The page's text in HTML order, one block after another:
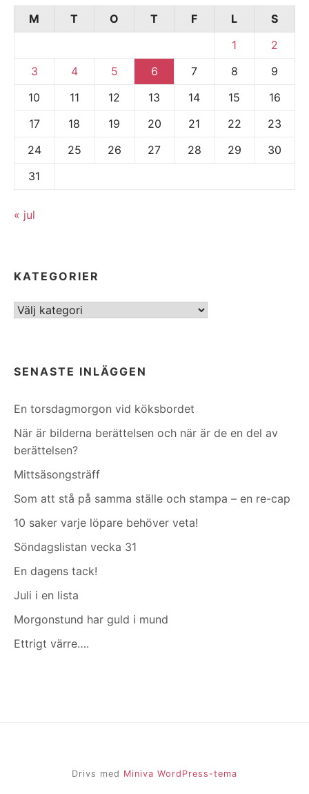
M
T O T F L
S
1
2
3
4 5 6 7 8
9
10
11 12 13 14 15
16
17
18 19 20 21 22
23
24
25 26 27 28 29
30
31
« jul
KATEGORIER
Kategorier
SENASTE INLÄGGEN
En torsdagmorgon vid köksbordet
När är bilderna berättelsen och när är de en del av
berättelsen?
Mittsäsongsträff
Som att stå på samma ställe och stampa – en re-cap
10 saker varje löpare behöver veta!
Söndagslistan vecka 31
En dagens tack!
Juli i en lista
Morgonstund har guld i mund
Ettrigt värre….
Drivs med Miniva WordPress-tema